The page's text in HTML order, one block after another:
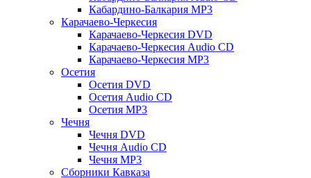
Кабардино-Балкария MP3
Карачаево-Черкесия
Карачаево-Черкесия DVD
Карачаево-Черкесия Audio CD
Карачаево-Черкесия MP3
Осетия
Осетия DVD
Осетия Audio CD
Осетия MP3
Чечня
Чечня DVD
Чечня Audio CD
Чечня MP3
Сборники Кавказа